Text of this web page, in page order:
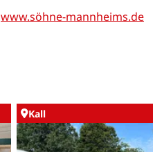
www.söhne-mannheims.de
Kall